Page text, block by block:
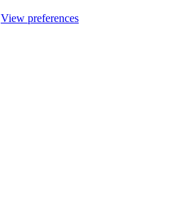
View preferences